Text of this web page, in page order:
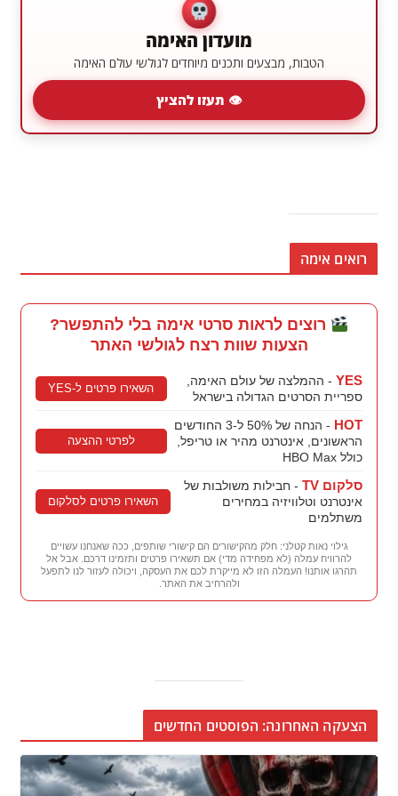
מועדון האימה
הטבות, מבצעים ותכנים מיוחדים לגולשי עולם האימה
👁 תעזו להציץ
רואים אימה
רוצים לראות סרטי אימה בלי להתפשר?
הצעות שוות רצח לגולשי האתר
YES - ההמלצה של עולם האימה,
ספריית הסרטים הגדולה בישראל
השאירו פרטים ל-YES
HOT
- הנחה של 50% ל-3 החודשים
הראשונים, אינטרנט מהיר או טריפל,
כולל HBO Max
לפרטי ההצעה
סלקום TV
- חבילות משולבות של
אינטרנט וטלוויזיה במחירים
משתלמים
השאירו פרטים לסלקום
גילוי נאות קטלני: חלק מהקישורים הם קישורי שותפים, ככה שאנחנו עשויים
להרוויח עמלה (לא מפחידה מדי) אם תשאירו פרטים ותזמינו דרכם. אבל אל
תהרגו אותנו! העמלה הזו לא מייקרת לכם את העסקה, ויכולה לעזור לנו לתפעל
ולהרחיב את האתר.
הצעקה האחרונה: הפוסטים החדשים